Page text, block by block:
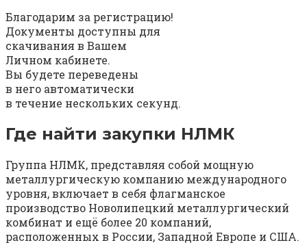
Благодарим за регистрацию!
Документы доступны для
скачивания в Вашем
Личном кабинете.
Вы будете переведены
в него автоматически
в течение нескольких секунд.
Где найти закупки НЛМК
Группа НЛМК, представляя собой мощную
металлургическую компанию международного
уровня, включает в себя флагманское
производство Новолипецкий металлургический
комбинат и ещё более 20 компаний,
расположенных в России, Западной Европе и США.